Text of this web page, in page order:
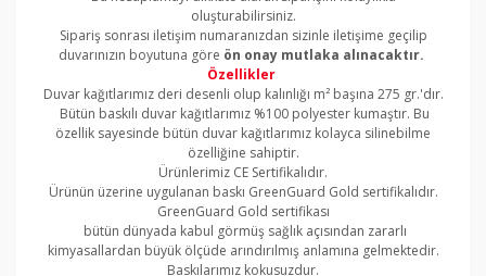
oluşturabilirsiniz.
Sipariş sonrası iletişim numaranızdan sizinle iletişime geçilip
duvarınızın boyutuna göre ön onay mutlaka alınacaktır.
Özellikler
Duvar kağıtlarımız deri desenli olup kalınlığı m² başına 275 gr.'dır.
Bütün baskılı duvar kağıtlarımız %100 polyester kumaştır. Bu
özellik sayesinde bütün duvar kağıtlarımız kolayca silinebilme
özelliğine sahiptir.
Ürünlerimiz CE Sertifikalıdır.
Ürünün üzerine uygulanan baskı GreenGuard Gold sertifikalıdır.
GreenGuard Gold sertifikası
bütün dünyada kabul görmüş sağlık açısından zararlı
kimyasallardan büyük ölçüde arındırılmış anlamına gelmektedir.
Baskılarımız kokusuzdur.